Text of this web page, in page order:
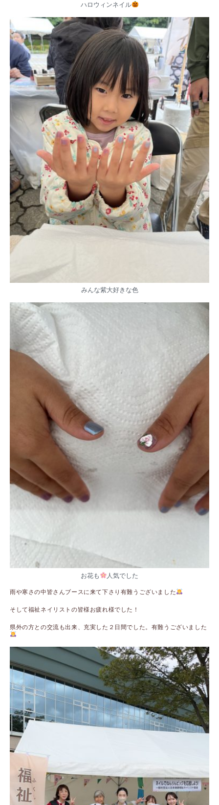
ハロウィンネイル
みんな紫大好きな色
お花も 人気でした
雨や寒さの中皆さんブースに来て下さり有難うございました
そして福祉ネイリストの皆様お疲れ様でした！
県外の方との交流も出来、充実した２日間でした。有難うございました